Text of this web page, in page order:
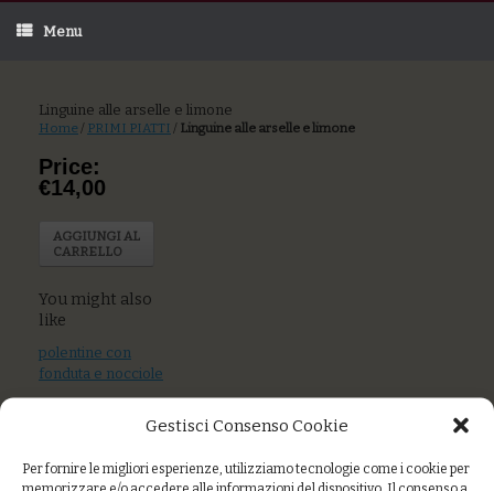
Gestisci Consenso Cookie
Per fornire le migliori esperienze, utilizziamo tecnologie come i cookie per
Menu
Linguine alle arselle e limone
Home / PRIMI PIATTI / Linguine alle arselle e limone
Price:
€14,00
AGGIUNGI AL
CARRELLO
You might also
like
polentine con
fonduta e nocciole